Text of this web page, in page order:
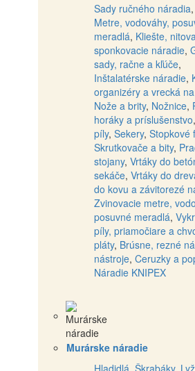
Sady ručného náradia,
Metre, vodováhy,
meradlá, Kliešte,
sponkovacie náradie,
sady, račne a kľúče,
Inštalatérske náradie,
organizéry a vrecká
Nože a brity, Nožnice,
horáky a príslušenstvo,
píly, Sekery, Stopkové
Skrutkovače a bity,
stojany, Vrtáky do
sekáče, Vrtáky do
do kovu a závitorezé
Zvinovacie metre,
posuvné meradlá,
píly, priamočiare a
pláty, Brúsne, rezné
nástroje, Ceruzky a
Náradie KNIPEX
Murárske náradie
Hladidlá Škrabáky,